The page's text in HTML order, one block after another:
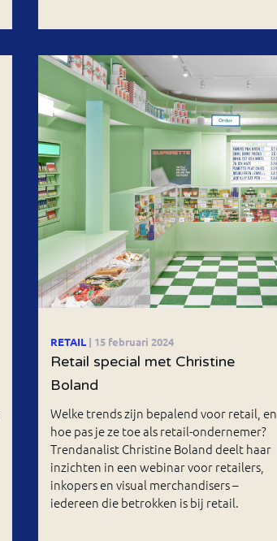
RETAIL | 15 februari 2024
Retail special met Christine
Boland
Welke trends zijn bepalend voor retail, en
hoe pas je ze toe als retail-ondernemer?
Trendanalist Christine Boland deelt haar
inzichten in een webinar voor retailers,
inkopers en visual merchandisers –
iedereen die betrokken is bij retail.